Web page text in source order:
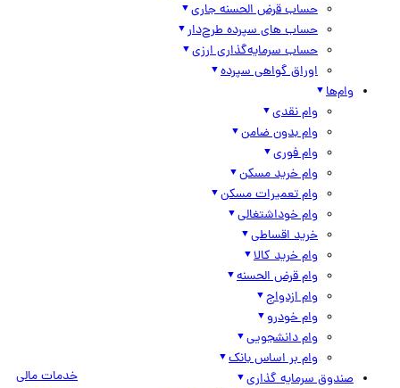
حساب قرض الحسنه جاری
حساب های سپرده طرح‌دار
حساب سرمایه‌گذاری ارزی
اوراق گواهی سپرده
وام‌ها
وام نقدی
وام بدون ضامن
وام فوری
وام خرید مسکن
وام تعمیرات مسکن
وام خوداشتغالی
خرید اقساطی
وام خرید کالا
وام قرض الحسنه
وام ازدواج
وام خودرو
وام دانشجویی
وام بر اساس بانک
صندوق سرمایه گذاری
خدمات مالی